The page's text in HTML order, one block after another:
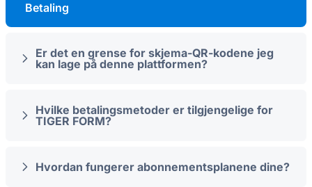
Betaling
Er det en grense for skjema-QR-kodene jeg
kan lage på denne plattformen?
Hvilke betalingsmetoder er tilgjengelige for
TIGER FORM?
Hvordan fungerer abonnementsplanene dine?